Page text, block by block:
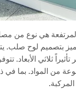
هي نوع من
بتصميم لوح صلب.
ثلاثي الأبعاد.
من المواد. بما
المركبة.